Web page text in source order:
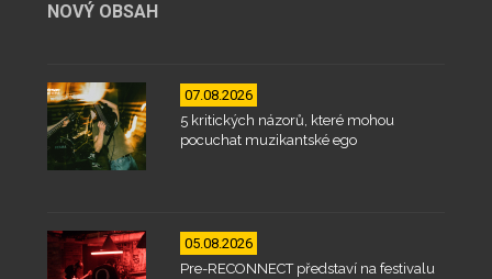
NOVÝ OBSAH
07.08.2026
5 kritických názorů, které mohou
pocuchat muzikantské ego
05.08.2026
Pre-RECONNECT představí na festivalu